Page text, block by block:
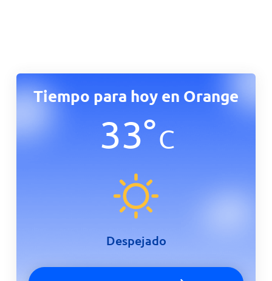
Tiempo para hoy en Orange
33°C
Despejado